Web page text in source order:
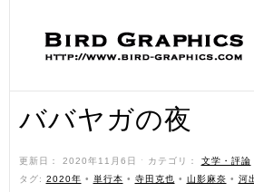
ババヤガの夜
更新日： 2020年11月6日 ˑ カテゴリ： 文学・評論
タグ: 2020年 • 単行本 • 寺田克也 • 山影麻奈 • 河